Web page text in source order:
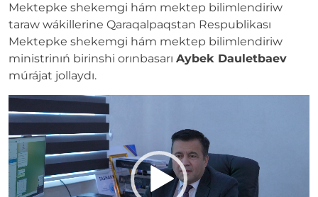
Mektepke shekemgi hám mektep bilimlendiriw
taraw wákillerine Qaraqalpaqstan Respublikası
Mektepke shekemgi hám mektep bilimlendiriw
ministrinıń birinshi orınbasarı Aybek Dauletbaev
múrájat jollaydı.
Video
Player